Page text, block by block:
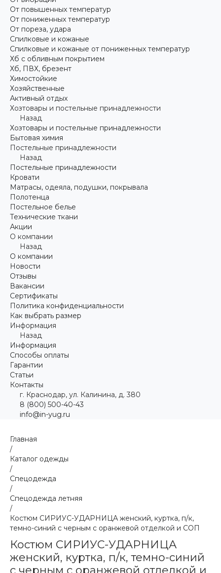
От повышенных температур
От пониженных температур
От пореза, удара
Спилковые и кожаные
Спилковые и кожаные от пониженных температур
Хб с обливным покрытием
Хб, ПВХ, брезент
Химостойкие
Хозяйственные
Активный отдых
Хозтовары и постельные принадлежности
Назад
Хозтовары и постельные принадлежности
Бытовая химия
Постельные принадлежности
Назад
Постельные принадлежности
Кровати
Матрасы, одеяла, подушки, покрывала
Полотенца
Постельное белье
Технические ткани
Акции
О компании
Назад
О компании
Новости
Отзывы
Вакансии
Сертификаты
Политика конфиденциальности
Как выбрать размер
Информация
Назад
Информация
Способы оплаты
Гарантии
Статьи
Контакты
г. Краснодар, ул. Калинина, д. 380
8 (800) 500-40-43
info@in-yug.ru
Главная
/
Каталог одежды
/
Спецодежда
/
Спецодежда летняя
/
Костюм СИРИУС-УДАРНИЦА женский, куртка, п/к,
темно-синий с черным с оранжевой отделкой и СОП
Костюм СИРИУС-УДАРНИЦА
женский, куртка, п/к, темно-синий
с черным с оранжевой отделкой и